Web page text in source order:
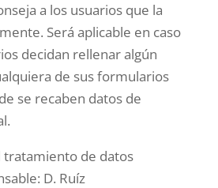
a los usuarios que la
Será aplicable en caso
decidan rellenar algún
de sus formularios
se recaben datos de
tratamiento de datos
D. Ruíz